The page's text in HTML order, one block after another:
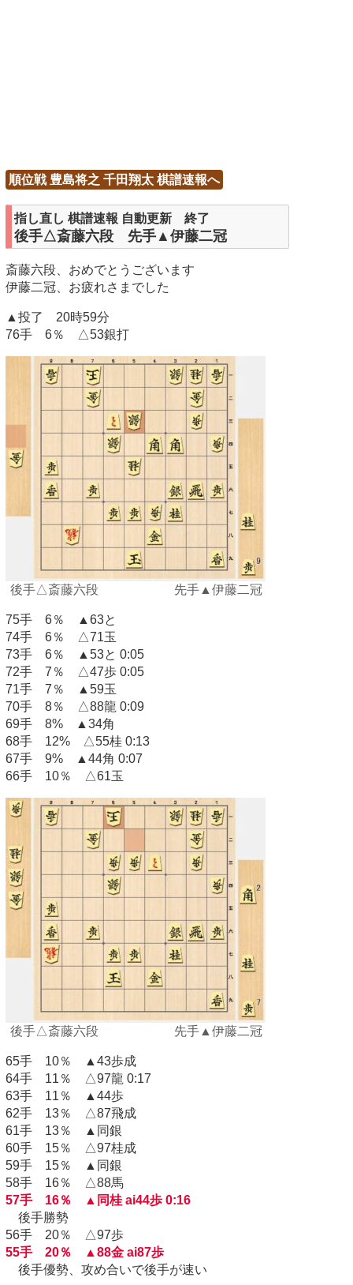
順位戦 豊島将之 千田翔太 棋譜速報へ
指し直し 棋譜速報 自動更新 終了
後手△斎藤六段 先手▲伊藤二冠
斎藤六段、おめでとうございます
伊藤二冠、お疲れさまでした
▲投了 20時59分
76手 6％ △53銀打
後手△斎藤六段 先手▲伊藤二冠
75手 6％ ▲63と
74手 6％ △71玉
73手 6％ ▲53と 0:05
72手 7％ △47歩 0:05
71手 7％ ▲59玉
70手 8％ △88龍 0:09
69手 8% ▲34角
68手 12% △55桂 0:13
67手 9% ▲44角 0:07
66手 10％ △61玉
後手△斎藤六段 先手▲伊藤二冠
65手 10％ ▲43歩成
64手 11％ △97龍 0:17
63手 11％ ▲44歩
62手 13％ △87飛成
61手 13％ ▲同銀
60手 15％ △97桂成
59手 15％ ▲同銀
58手 16％ △88馬
57手 16％ ▲同桂 ai44歩 0:16
後手勝勢
56手 20％ △97歩
55手 20％ ▲88金 ai87歩
後手優勢、攻め合いで後手が速い